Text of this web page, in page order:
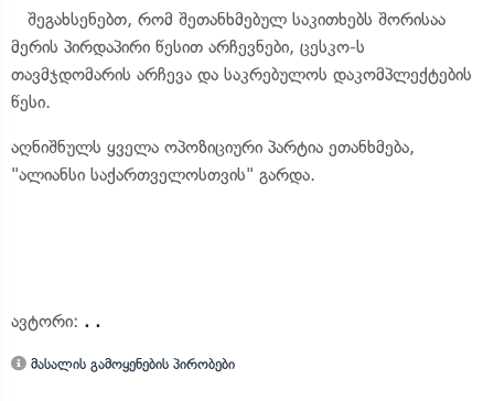
შეგახსენებთ, რომ შეთანხმებულ საკითხებს შორისაა
მერის პირდაპირი წესით არჩევნები, ცესკო-ს
თავმჯდომარის არჩევა და საკრებულოს დაკომპლექტების
წესი.
აღნიშნულს ყველა ოპოზიციური პარტია ეთანხმება,
"ალიანსი საქართველოსთვის" გარდა.
ავტორი: . .
მასალის გამოყენების პირობები